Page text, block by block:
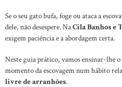
Se o seu gato bufa, foge ou ataca a
dele, não desespere. NaCila Banhos e
exigem paciência e a abordagem certa.
Neste guia prático, vamos ensinar-lhe o
momento da escovagem num hábito
livre de arranhões.